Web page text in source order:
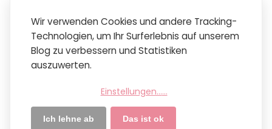
Neuere Posts Ältere Posts
Startseite
Mobile Version anzeigen
Posts (Atom)
Wir verwenden Cookies und andere Tracking-
Technologien, um Ihr Surferlebnis auf unserem
Blog zu verbessern und Statistiken
auszuwerten.
Einstellungen......
Ich lehne ab Das ist ok